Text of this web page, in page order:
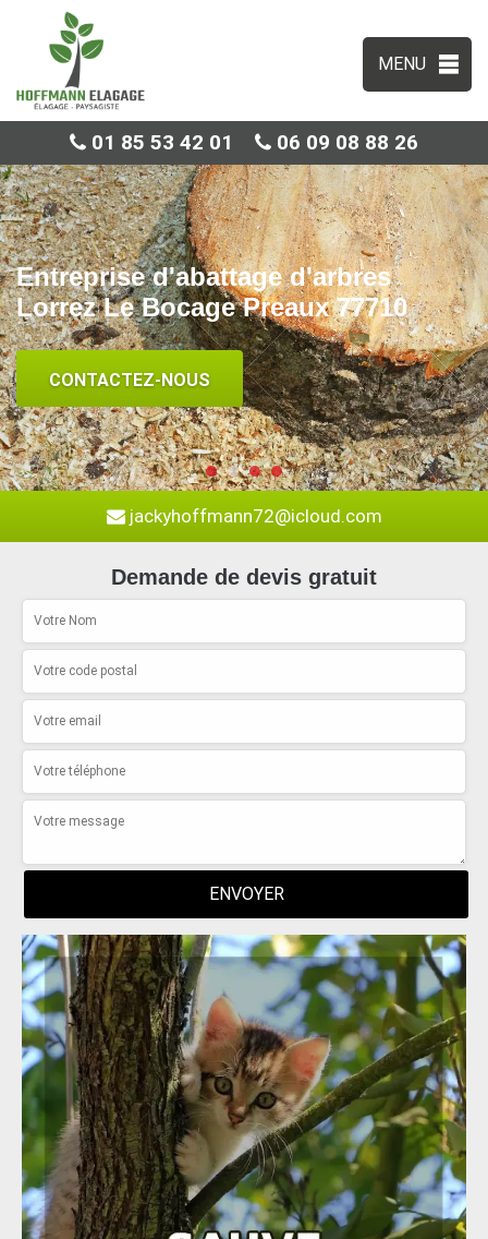
MENU
01 85 53 42 01 06 09 08 88 26
Entreprise d'abattage d'arbres
Lorrez Le Bocage Preaux 77710
CONTACTEZ-NOUS
jackyhoffmann72@icloud.com
Demande de devis gratuit